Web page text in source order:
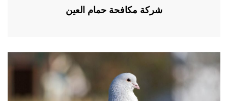
شركة مكافحة حمام العين